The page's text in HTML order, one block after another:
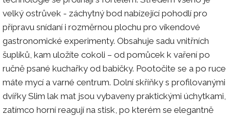
velký ostrůvek - záchytný bod nabízející pohodlí pro
přípravu snídaní i rozměrnou plochu pro víkendové
gastronomické experimenty. Obsahuje sadu vnitřních
šuplíků, kam uložíte cokoli – od pomůcek k vaření po
ručně psané kuchařky od babičky. Pootočite se a po ruce
máte mycí a varné centrum. Dolní skříňky s profilovanými
dvířky Slim lak mat jsou vybaveny praktickými úchytkami,
zatímco horní reagují na stisk, po kterém se elegantně